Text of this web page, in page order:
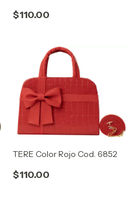
$110.00
TERE Color Rojo Cod. 6852
$110.00